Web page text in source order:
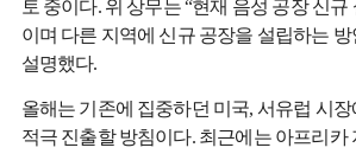
토 중이다. 위 상무는 “현재 음성 공장 신
이며 다른 지역에 신규 공장을 설립하는
설명했다.
올해는 기존에 집중하던 미국, 서유럽 시
적극 진출할 방침이다. 최근에는 아프리카